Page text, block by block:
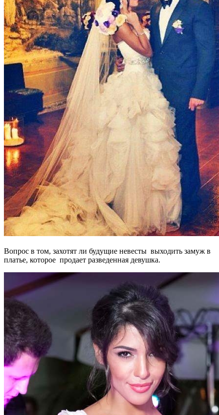
Вопрос в том, захотят ли будущие невесты выходить замуж в
платье, которое продает разведенная девушка.